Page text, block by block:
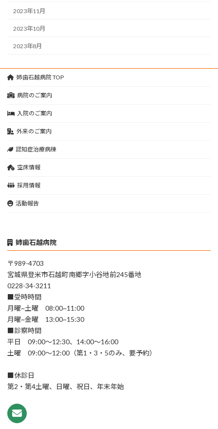
2023年11月
2023年10月
2023年8月
姉歯石越病院 TOP
病院のご案内
入院のご案内
外来のご案内
認知症治療病棟
空床情報
採用情報
活動報告
姉歯石越病院
〒989-4703
宮城県登米市石越町南郷字小谷地前245番地
0228-34-3211
■受時時間
月曜~土曜 08:00~11:00
月曜~金曜 13:00~15:30
■診察時間
平日 09:00～12:30、14:00～16:00
土曜 09:00～12:00（第1・3・5のみ、要予約）
■休診日
第2・第4土曜、日曜、祝日、年末年始